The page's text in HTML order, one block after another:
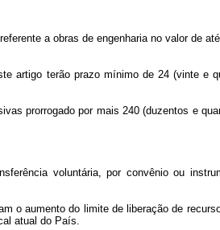
a obras de engenharia no valor de
artigo terão prazo mínimo de 24 (vinte e
prorrogado por mais 240 (duzentos e
voluntária, por convênio ou
o aumento do limite de liberação de
atual do País.